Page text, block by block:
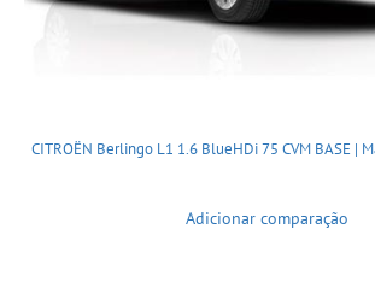
CITROËN Berlingo L1 1.6 BlueHDi 75 CVM BASE |
Adicionar comparação